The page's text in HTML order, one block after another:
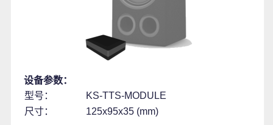
设备参数：
型号：
KS-TTS-MODULE
尺寸：
125x95x35 (mm)